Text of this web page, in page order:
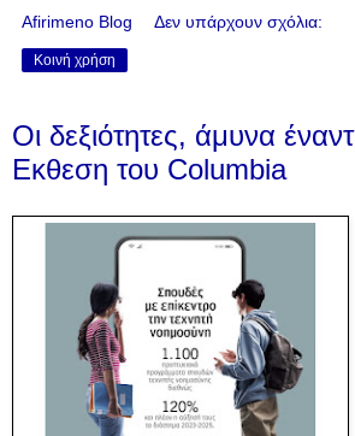
Afirimeno Blog Δεν υπάρχουν σχόλια:
Κοινή χρήση
Οι δεξιότητες, άμυνα
Εκθεση του Columbia